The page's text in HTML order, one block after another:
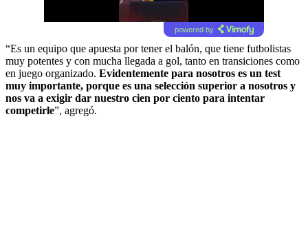
powered by
“Es un equipo que apuesta por tener el balón, que tiene futbolistas
muy potentes y con mucha llegada a gol, tanto en transiciones como
en juego organizado. Evidentemente para nosotros es un test
muy importante, porque es una selección superior a nosotros y
nos va a exigir dar nuestro cien por ciento para intentar
competirle”, agregó.